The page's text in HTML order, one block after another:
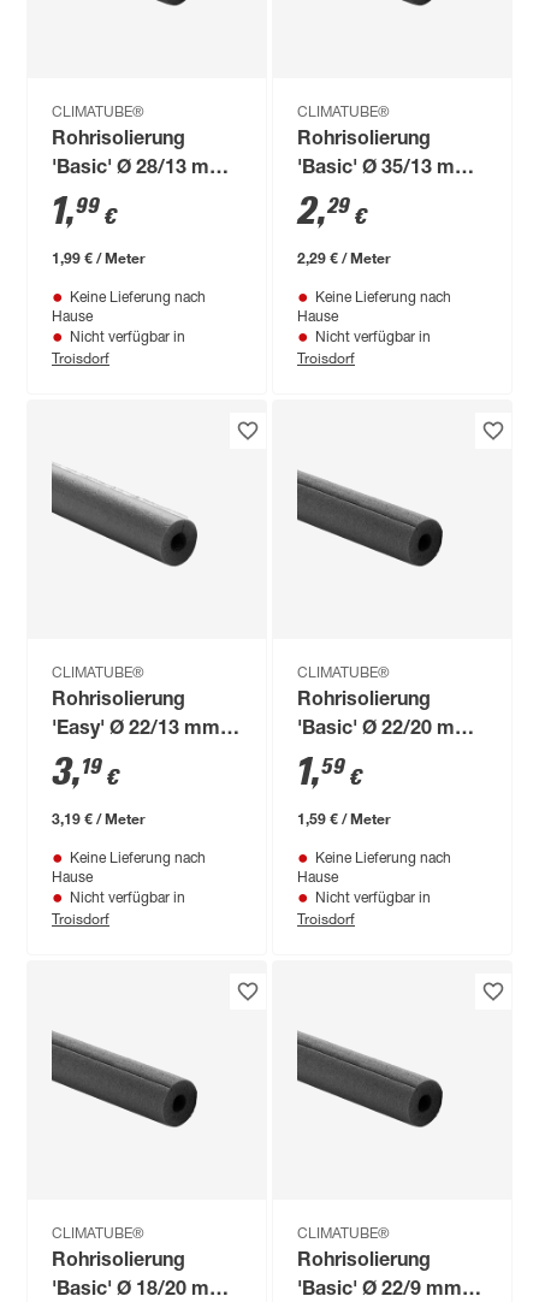
CLIMATUBE®
Rohrisolierung
'Basic' Ø 28/13 mm
Dämmstärke
vorgeschlitzt, 1 m
1,99 €
1,99 € / Meter
Keine Lieferung nach
Hause
Nicht verfügbar in
Troisdorf
CLIMATUBE®
Rohrisolierung
'Basic' Ø 35/13 mm
Dämmstärke
vorgeschlitzt, 1 m
2,29 €
2,29 € / Meter
Keine Lieferung nach
Hause
Nicht verfügbar in
Troisdorf
CLIMATUBE®
Rohrisolierung
'Easy' Ø 22/13 mm
Dämmstärke
selbstklebend, 1 m
3,19 €
3,19 € / Meter
Keine Lieferung nach
Hause
Nicht verfügbar in
Troisdorf
CLIMATUBE®
Rohrisolierung
'Basic' Ø 22/20 mm
Dämmstärke
vorgeschlitzt, 1 m
1,59 €
1,59 € / Meter
Keine Lieferung nach
Hause
Nicht verfügbar in
Troisdorf
CLIMATUBE®
Rohrisolierung
'Basic' Ø 18/20 mm
CLIMATUBE®
Rohrisolierung
'Basic' Ø 22/9 mm